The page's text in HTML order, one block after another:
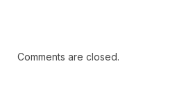
Comments are closed.